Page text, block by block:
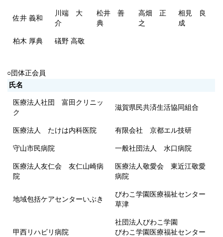
佐井 義和
川端 大
介
松井 善
典
高畑 正
之
相見 良
成
柏木 厚典 礒野 高敬
○団体正会員
氏名
医療法人社団 富田クリニッ
ク
滋賀県民共済生活協同組合
医療法人 たけは内科医院 有限会社 京都エル技研
守山市民病院 一般社団法人 水口病院
医療法人友仁会 友仁山崎病
院
医療法人敬愛会 東近江敬愛
病院
地域包括ケアセンターいぶき
びわこ学園医療福祉センター
草津
甲西リハビリ病院
社団法人びわこ学園
びわこ学園医療福祉センター